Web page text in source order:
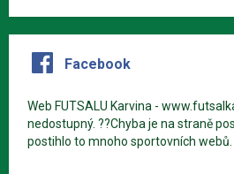
Facebook
Web FUTSALU Karvina -
nedostupný. ??Chyba je na straně
postihlo to mnoho sportovních webů.